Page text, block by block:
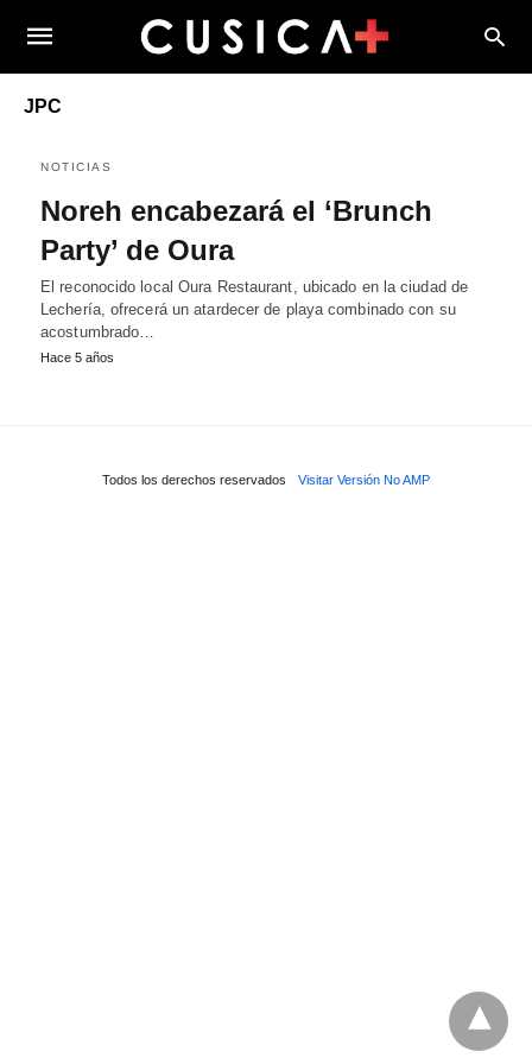
JPC
NOTICIAS
Noreh encabezará el ‘Brunch
Party’ de Oura
El reconocido local Oura Restaurant, ubicado en la ciudad de
Lechería, ofrecerá un atardecer de playa combinado con su
acostumbrado…
Hace 5 años
Todos los derechos reservados Visitar Versión No AMP